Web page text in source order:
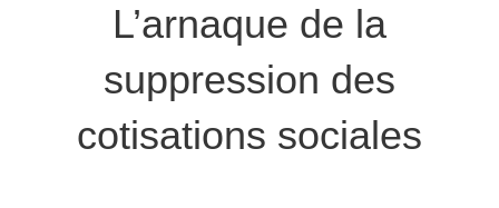
L’arnaque de la
suppression des
cotisations sociales